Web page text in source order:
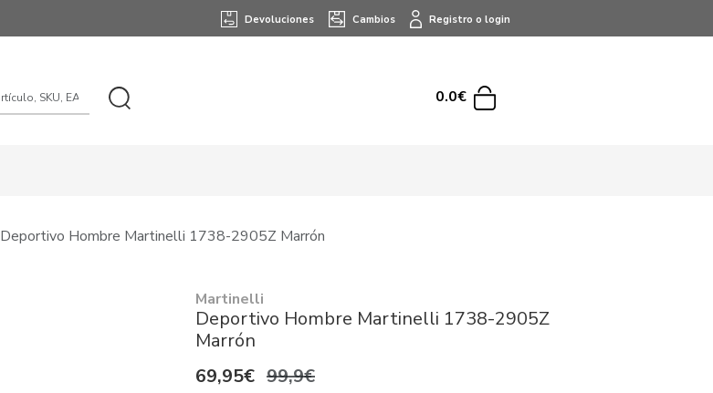
Devoluciones Cambios Registro o login
0.0€
Deportivo Hombre Martinelli 1738-2905Z Marrón
Martinelli
Deportivo Hombre Martinelli 1738-2905Z
Marrón
69,95€ 99,9€